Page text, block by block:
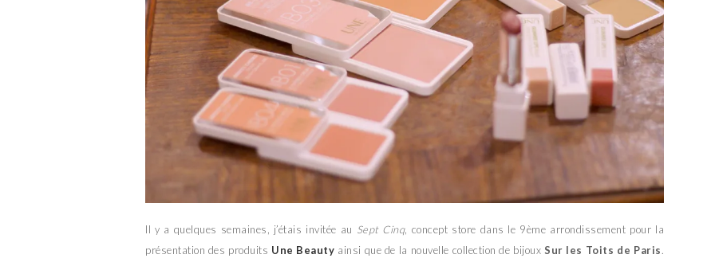
Il y a quelques semaines, j’étais invitée au Sept Cinq, concept store dans le 9ème arrondissement pour la
présentation des produits Une Beauty ainsi que de la nouvelle collection de bijoux Sur les Toits de Paris.